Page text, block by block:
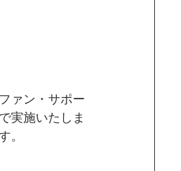
ァン・サポー
実施いたしま
。